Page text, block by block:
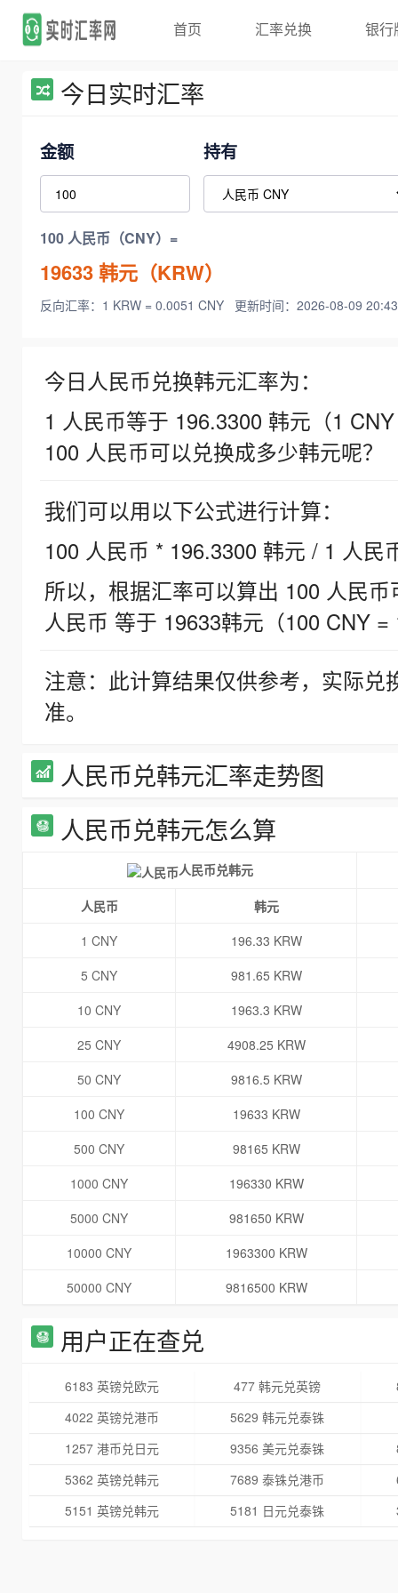
首页 汇率兑换 银行
今日实时汇率
金额 持有
100 人民币（CNY）=
19633韩元（KRW）
反向汇率：1 KRW = 0.0051 CNY 更新时间：2026-08-09
今日人民币兑换韩元汇率为：
1 人民币等于 196.3300 韩元（1
100 人民币可以兑换成多少韩元呢？
我们可以用以下公式进行计算：
100 人民币 * 196.3300 韩元 / 1 人民
所以，根据汇率可以算出 100 人民
人民币 等于 19633韩元（100 CNY =
注意：此计算结果仅供参考，实际
准。
人民币兑韩元汇率走势图
人民币兑韩元怎么算
人民币兑韩元
人民币
韩元
1 CNY
196.33 KRW
5 CNY
981.65 KRW
10 CNY
1963.3 KRW
25 CNY
4908.25 KRW
50 CNY
9816.5 KRW
100 CNY
19633 KRW
500 CNY
98165 KRW
1000 CNY
196330 KRW
5000 CNY
981650 KRW
10000 CNY
1963300 KRW
50000 CNY
9816500 KRW
用户正在查兑
6183 英镑兑欧元 477 韩元兑英镑
4022 英镑兑港币
5629 韩元兑泰铢
1257 港币兑日元
9356 美元兑泰铢
5362 英镑兑韩元
7689 泰铢兑港币
5151 英镑兑韩元
5181 日元兑泰铢